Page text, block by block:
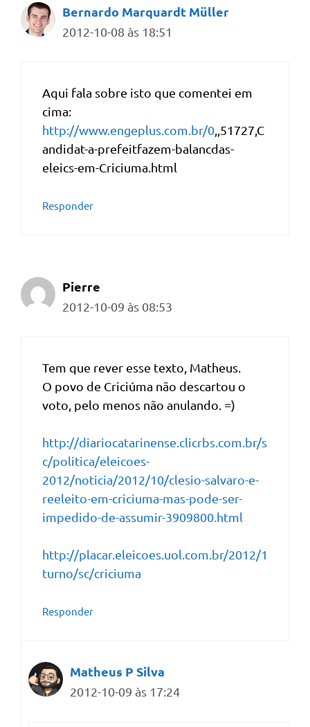
Bernardo Marquardt Müller
2012-10-08 às 18:51
Aqui fala sobre isto que comentei em
cima:
http://www.engeplus.com.br/0 ,,51727,C
andidat-a-prefeitfazem-balancdas-
eleics-em-Criciuma.html
Responder
Pierre
2012-10-09 às 08:53
Tem que rever esse texto, Matheus.
O povo de Criciúma não descartou o
voto, pelo menos não anulando. =)
http://diariocatarinense.clicrbs.com.br/s
c/politica/eleicoes-
2012/noticia/2012/10/clesio-salvaro-e-
reeleito-em-criciuma-mas-pode-ser-
impedido-de-assumir-3909800.html
http://placar.eleicoes.uol.com.br/2012/1
turno/sc/criciuma
Responder
Matheus P Silva
2012-10-09 às 17:24